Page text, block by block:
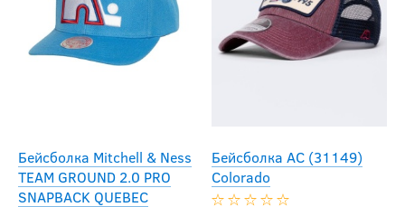
Бейсболка Mitchell & Ness
TEAM GROUND 2.0 PRO
SNAPBACK QUEBEC
Бейсболка АС (31149)
Colorado